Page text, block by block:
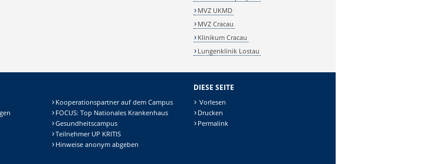
MVZ UKMD
MVZ Cracau
Klinikum Cracau
Lungenklinik Lostau
Kooperationspartner auf dem Campus
FOCUS: Top Nationales Krankenhaus
Gesundheitscampus
Teilnehmer UP KRITIS
Hinweise anonym abgeben
DIESE SEITE
Vorlesen
Drucken
Permalink